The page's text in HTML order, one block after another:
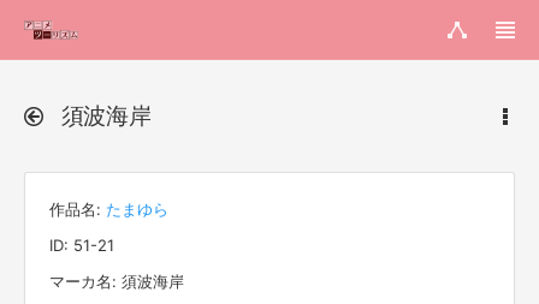
須波海岸
作品名: たまゆら
ID: 51-21
マーカ名: 須波海岸